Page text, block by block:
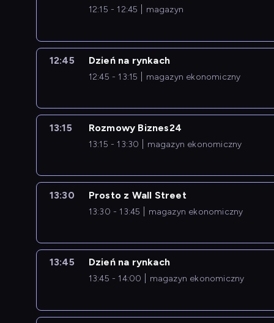
12:15 - 12:45 magazyn
12:45 Dzień na rynkach
12:45 - 13:15 magazyn ekonomiczny
13:15 Rozmowy Biznes24
13:15 - 13:30 magazyn ekonomiczny
13:30 Prosto z Wall Street
13:30 - 13:45 magazyn ekonomiczny
13:45 Dzień na rynkach
13:45 - 14:00 magazyn ekonomiczny